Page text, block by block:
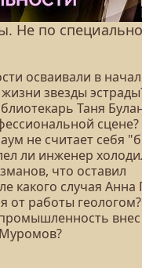
Не по
осваивали в
звезды
Таня
не считает себя
ли инженер
что оставил
какого случая Анна
от работы